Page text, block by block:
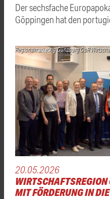
Der sechsfache
Göppingen hat den
Regionalmarketing Günzburg GbR
20.05.2026
MIT FÖRDERUNG IN